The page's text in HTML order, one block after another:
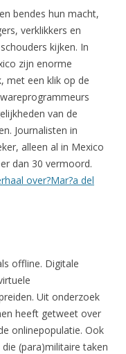
bendes hun macht,
verklikkers en
kijken. In
zijn enorme
met een klik op de
van de
Journalisten in
alleen al in Mexico
dan 30 vermoord.
over?Mar?a del
offline. Digitale
Uit onderzoek
heeft getweet over
onlinepopulatie. Ook
(para)militaire taken